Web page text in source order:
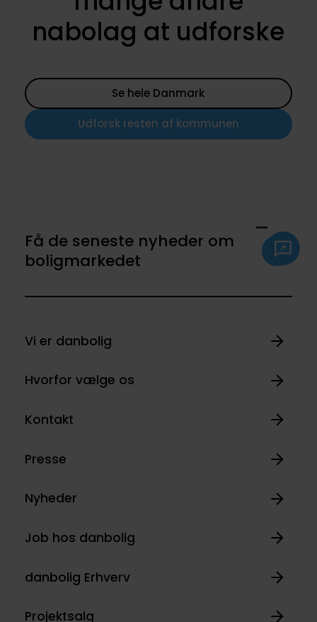
nabolag at udforske
Se hele Danmark
Udforsk resten af kommunen
Få de seneste nyheder om
boligmarkedet
Vi er danbolig
Hvorfor vælge os
Kontakt
Presse
Nyheder
Job hos danbolig
danbolig Erhverv
Projektsalg